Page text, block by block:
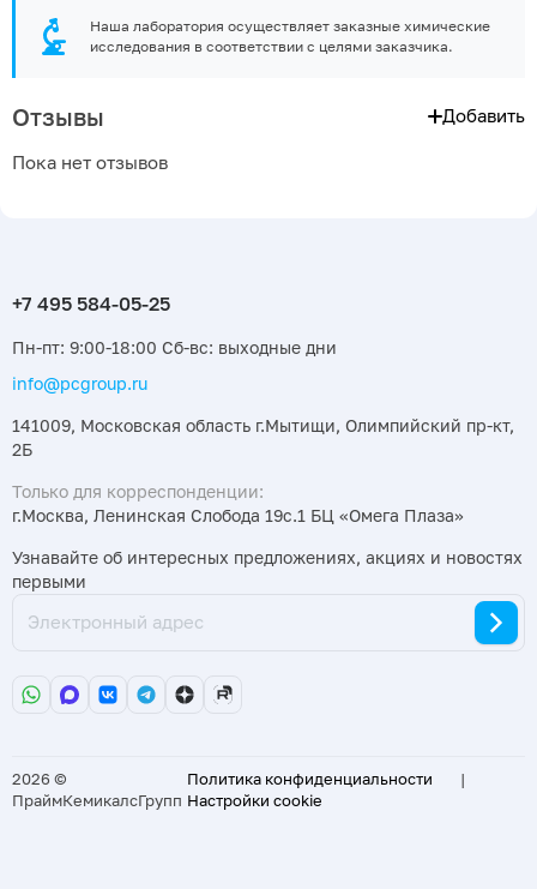
Наша лаборатория осуществляет заказные химические
исследования в соответствии с целями заказчика.
Отзывы Добавить
Пока нет отзывов
Пн-пт: 9:00-18:00 Сб-вс: выходные дни
info@pcgroup.ru
141009, Московская область г.Мытищи, Олимпийский пр-кт,
2Б
Только для корреспонденции:
г.Москва, Ленинская Слобода 19с.1 БЦ «Омега Плаза»
Узнавайте об интересных предложениях, акциях и новостях
первыми
2026 ©
ПраймКемикалсГрупп
Политика конфиденциальности
|
Настройки cookie